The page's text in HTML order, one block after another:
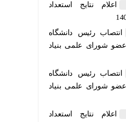
نتایج استعداد
رئیس دانشگاه
علمی بنیاد
رئیس دانشگاه
علمی بنیاد
نتایج استعداد